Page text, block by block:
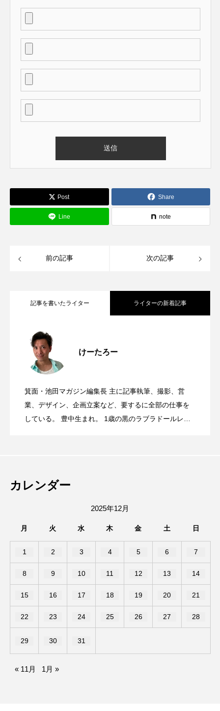
Post Share
Line note
前の記事 次の記事
記事を書いたライター ライターの新着記事
けーたろー
箕面・池田マガジン編集長 主に記事執筆、撮影、営
業、デザイン、企画立案など、要するに全部の仕事を
している。 豊中生まれ。 1歳の黒のラブラドールレト
2026.08.06
2026.08.06
ールで第8回キューズ夏祭りが開催される
2026.08.05 池田市菅原町にあった、やっぱりステー
ガチャで！夏の大抽選会」が開催される
みたい。
ケーキとコーヒー)の跡地にラーメン屋さ
んができるみたい。
カレンダー
2025年12月
月 火 水 木 金 土 日
1 2 3 4 5 6 7
8 9 10 11 12 13 14
15 16 17 18 19 20 21
22 23 24 25 26 27 28
29 30 31
« 11月 1月 »